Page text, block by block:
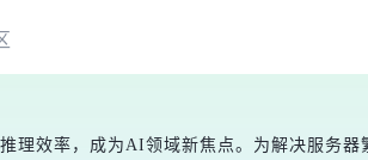
理效率，成为AI领域新焦点。为解决服务